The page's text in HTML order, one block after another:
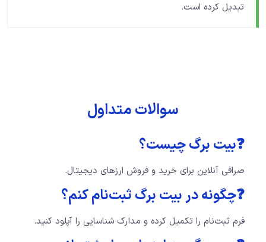
تبدیل کرده است.
سوالات متداول
❓بیت برگ چیست؟
صرافی آنلاین برای خرید و فروش ارزهای دیجیتال.
❓چگونه در بیت برگ ثبت‌نام کنم؟
فرم ثبت‌نام را تکمیل کرده و مدارک شناسایی را آپلود کنید.